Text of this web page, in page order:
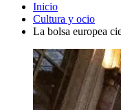
Inicio
Cultura y ocio
La bolsa europea